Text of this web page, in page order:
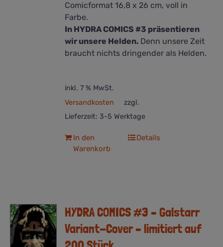
Comicformat 16,8 x 26 cm, voll in
Farbe.
In HYDRA COMICS #3 präsentieren
wir unsere Helden. Denn unsere Zeit
braucht nichts dringender als Helden.
inkl. 7 % MwSt.
zzgl.
Versandkosten
Lieferzeit: 3-5 Werktage
In den
Warenkorb
Details
HYDRA COMICS #3 – Galstarr
Variant-Cover – limitiert auf